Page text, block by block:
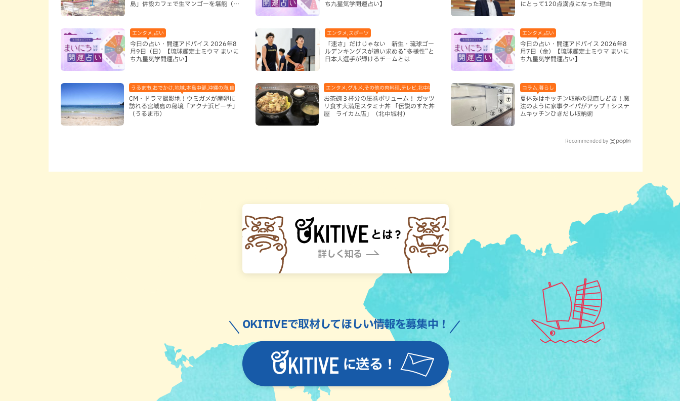
島」併設カフェで生マンゴーを堪能（宮
ち九星気学開運占い】
にとって120点満点になった理由
エンタメ,占い
今日の占い・開運アドバイス 2026年8
月9日（日）【琉球鑑定士ミウマ まいに
ち九星気学開運占い】
エンタメ,スポーツ
「速さ」だけじゃない 新生・琉球ゴー
ルデンキングスが追い求める“多様性”と
日本人選手が輝けるチームとは
エンタメ,占い
今日の占い・開運アドバイス 2026年8
月7日（金）【琉球鑑定士ミウマ まいに
ち九星気学開運占い】
うるま市,おでかけ,地域,本島中部,沖縄の海,自然
CM・ドラマ撮影地！ウミガメが産卵に
訪れる宮城島の秘境「アクナ浜ビーチ」
（うるま市）
エンタメ,グルメ,その他の肉料理,テレビ,北中城村,地域,本島中部
お茶碗３杯分の圧巻ボリューム！ ガッツ
リ食す大満足スタミナ丼 「伝説のすた丼
屋 ライカム店」（北中城村）
コラム,暮らし
夏休みはキッチン収納の見直しどき！魔
法のように家事タイパがアップ！システ
ムキッチンひきだし収納術
Recommended by
に送る！
OKITIVEで取材してほしい情報を募集中！